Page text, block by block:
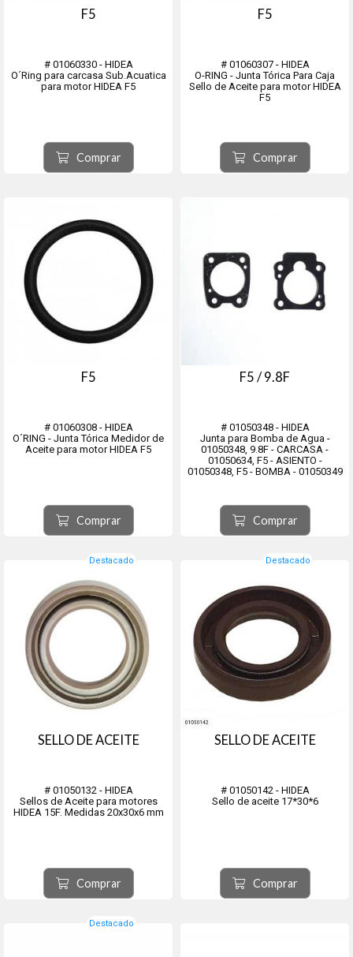
F5
# 01060330 - HIDEA
O´Ring para carcasa Sub.Acuatica
para motor HIDEA F5
Comprar
F5
# 01060307 - HIDEA
O-RING - Junta Tórica Para Caja
Sello de Aceite para motor HIDEA
F5
Comprar
F5
# 01060308 - HIDEA
O´RING - Junta Tórica Medidor de
Aceite para motor HIDEA F5
Comprar
F5 / 9.8F
# 01050348 - HIDEA
Junta para Bomba de Agua -
01050348, 9.8F - CARCASA -
01050634, F5 - ASIENTO -
01050348, F5 - BOMBA - 01050349
Comprar
Destacado
SELLO DE ACEITE
# 01050132 - HIDEA
Sellos de Aceite para motores
HIDEA 15F. Medidas 20x30x6 mm
Comprar
Destacado
SELLO DE ACEITE
# 01050142 - HIDEA
Sello de aceite 17*30*6
Comprar
Destacado